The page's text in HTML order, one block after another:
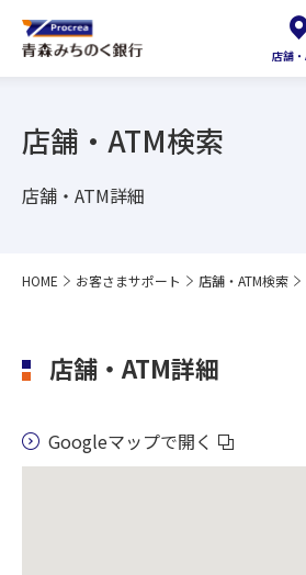
店舗
店舗・ATM検索
店舗・ATM詳細
HOME お客さまサポート 店舗・ATM検索
店舗・ATM詳細
Googleマップで開く